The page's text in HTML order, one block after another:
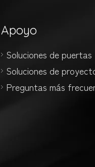
Apoyo
Soluciones de puertas
Soluciones de
Preguntas más